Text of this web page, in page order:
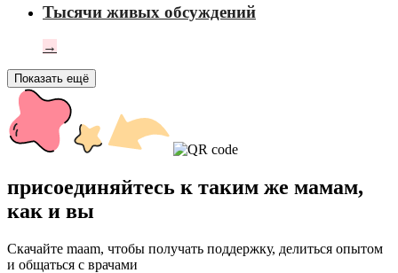
Тысячи живых обсуждений
→
Показать ещё
присоединяйтесь к таким же мамам,
как и вы
Скачайте maam, чтобы получать поддержку, делиться опытом
и общаться с врачами